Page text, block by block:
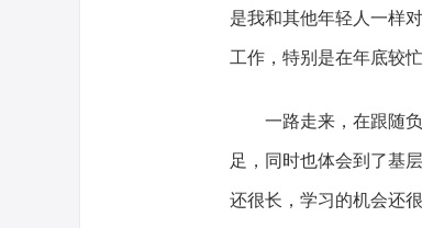
是我和其他年轻人一样
工作，特别是在年底较
一路走来，在跟随负
足，同时也体会到了基
还很长，学习的机会还